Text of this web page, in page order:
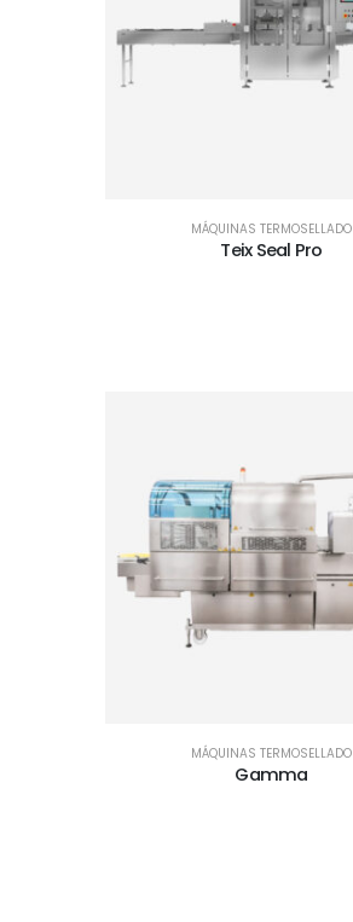
MÁQUINAS TERMOSELLADO
Teix Seal Pro
MÁQUINAS TERMOSELLADO
Gamma